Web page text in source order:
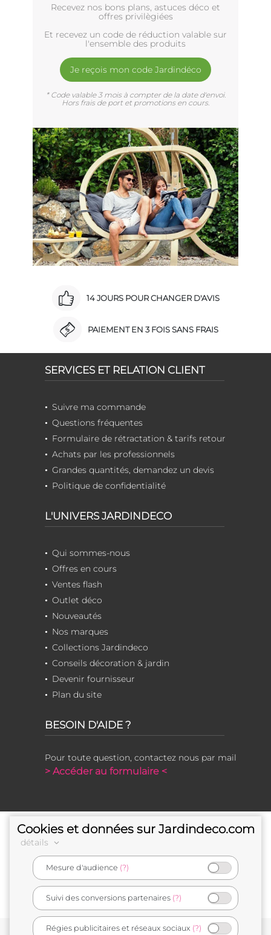
Recevez nos bons plans, astuces déco et
offres privilègiées
Et recevez un code de réduction valable sur
l'ensemble des produits
Je reçois mon code Jardindéco
* Code valable 3 mois à compter de la date d'envoi.
Hors frais de port et promotions en cours.
14 JOURS POUR CHANGER D'AVIS
PAIEMENT EN 3 FOIS SANS FRAIS
SERVICES ET RELATION CLIENT
Suivre ma commande
Questions fréquentes
Formulaire de rétractation & tarifs retour
Achats par les professionnels
Grandes quantités, demandez un devis
Politique de confidentialité
L'UNIVERS JARDINDECO
Qui sommes-nous
Offres en cours
Ventes flash
Outlet déco
Nouveautés
Nos marques
Collections Jardindeco
Conseils décoration & jardin
Devenir fournisseur
Plan du site
BESOIN D'AIDE ?
Pour toute question, contactez nous par mail
> Accéder au formulaire <
e-commerçant français
Cookies et données sur Jardindeco.com
détails
Mesure d'audience (?)
Suivi des conversions partenaires (?)
Régies publicitaires et réseaux sociaux (?)